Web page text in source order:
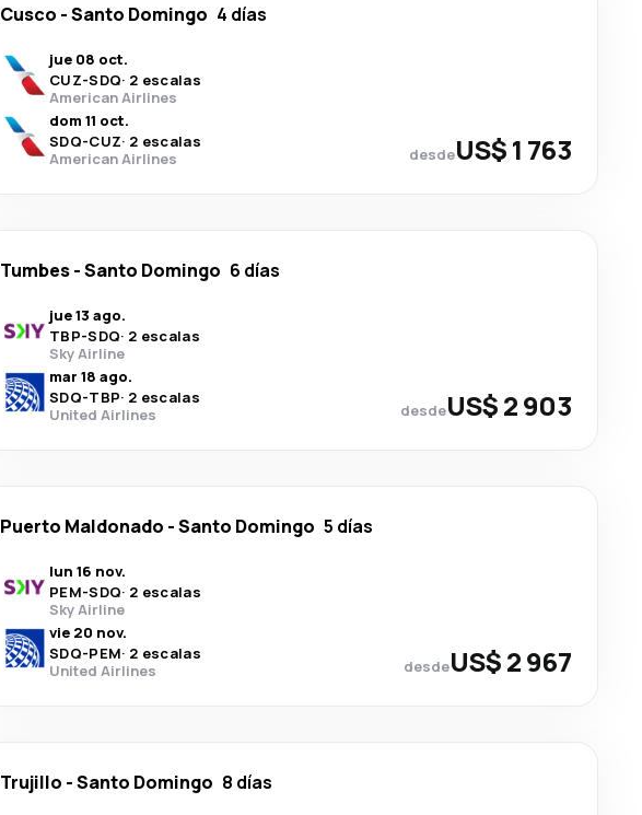
Cusco -Santo Domingo 4 días
jue 08 oct.
CUZ-SDQ· 2 escalas
American Airlines
dom 11 oct.
SDQ-CUZ· 2 escalas
American Airlines
desdeUS$ 1 763
Tumbes-Santo Domingo 6 días
jue 13 ago.
TBP-SDQ· 2 escalas
Sky Airline
mar 18 ago.
SDQ-TBP· 2 escalas
United Airlines
desdeUS$ 2 903
Puerto Maldonado -Santo Domingo 5 días
lun 16 nov.
PEM-SDQ· 2 escalas
Sky Airline
vie 20 nov.
SDQ-PEM· 2 escalas
United Airlines
desdeUS$ 2 967
Trujillo -Santo Domingo 8 días